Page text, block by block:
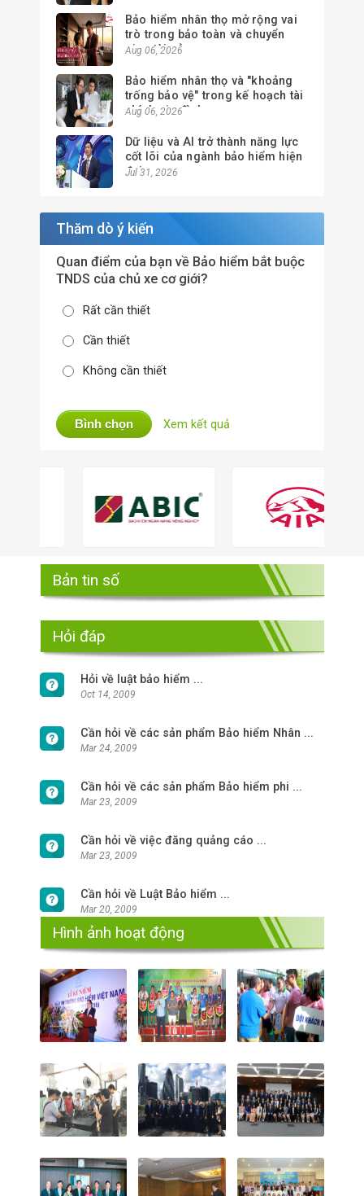
Bảo hiểm nhân thọ mở rộng vai
trò trong bảo toàn và chuyển
giao tài sản
Aug 06, 2026
Bảo hiểm nhân thọ và "khoảng
trống bảo vệ" trong kế hoạch tài
chính gia đình
Aug 06, 2026
Dữ liệu và AI trở thành năng lực
cốt lõi của ngành bảo hiểm hiện
đại
Jul 31, 2026
Thăm dò ý kiến
Quan điểm của bạn về Bảo hiểm bắt buộc
TNDS của chủ xe cơ giới?
Rất cần thiết
Cần thiết
Không cần thiết
Bình chọn Xem kết quả
Bản tin số
Hỏi đáp
Hỏi về luật bảo hiểm ...
Oct 14, 2009
Cần hỏi về các sản phẩm Bảo hiểm Nhân ...
Mar 24, 2009
Cần hỏi về các sản phẩm Bảo hiểm phi ...
Mar 23, 2009
Cần hỏi về việc đăng quảng cáo ...
Mar 23, 2009
Cần hỏi về Luật Bảo hiểm ...
Mar 20, 2009
Hình ảnh hoạt động